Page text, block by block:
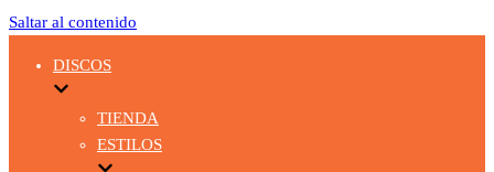
Saltar al contenido
DISCOS
TIENDA
ESTILOS